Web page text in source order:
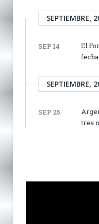
SEPTIEMBRE,
SEP 14
El
SEPTIEMBRE,
SEP 25
tres